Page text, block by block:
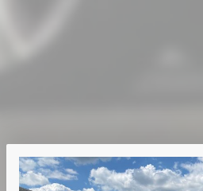
Lorem ipsum dolor sit amet,
Nulla euismod condimentum